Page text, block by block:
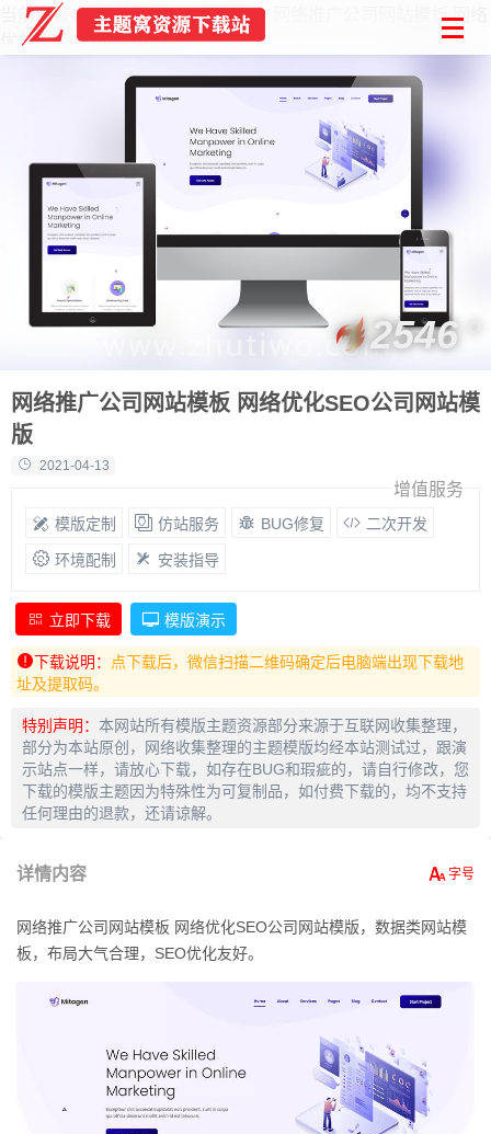
当前位置： 首页 Html模板
网络推广公司网站模板 网络
优化SEO公司网站模版
网络推广公司网站模板 网络优化SEO公司网站模
版
2021-04-13
2546
增值服务
模版定制 仿站服务 BUG修复 二次开发
环境配制 安装指导
立即下载 模版演示
下载说明：
点下载后，微信扫描二维码确定后电脑端出现下载地
址及提取码。
特别声明： 本网站所有模版主题资源部分来源于互联网收集整理，
部分为本站原创，网络收集整理的主题模版均经本站测试过，跟演
示站点一样，请放心下载，如存在BUG和瑕疵的，请自行修改，您
下载的模版主题因为特殊性为可复制品，如付费下载的，均不支持
任何理由的退款，还请谅解。
详情内容
网络推广公司网站模板 网络优化SEO公司网站模版，数据类网站模
板，布局大气合理，SEO优化友好。